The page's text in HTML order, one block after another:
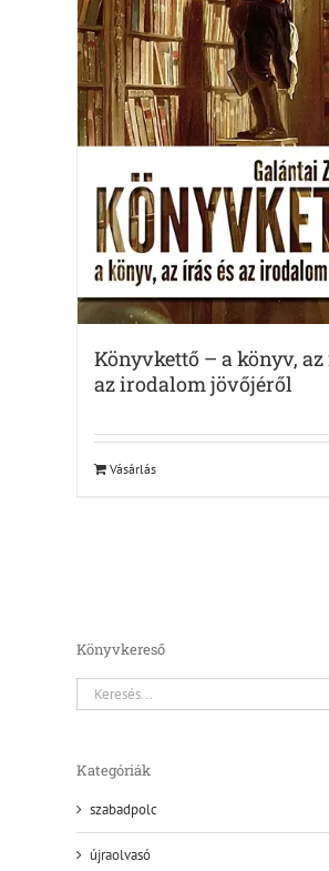
Könyvkettő – a könyv, az
az irodalom jövőjéről
Vásárlás
Könyvkereső
Kategóriák
szabadpolc
újraolvasó